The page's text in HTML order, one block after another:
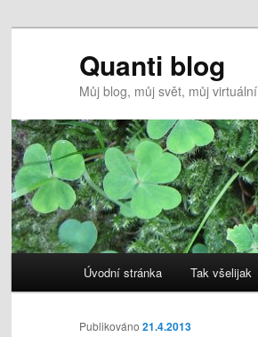
Quanti blog
Můj blog, můj svět, můj
Přejít
k
Úvodní stránka Tak všelijak
Publikováno 21.4.2013